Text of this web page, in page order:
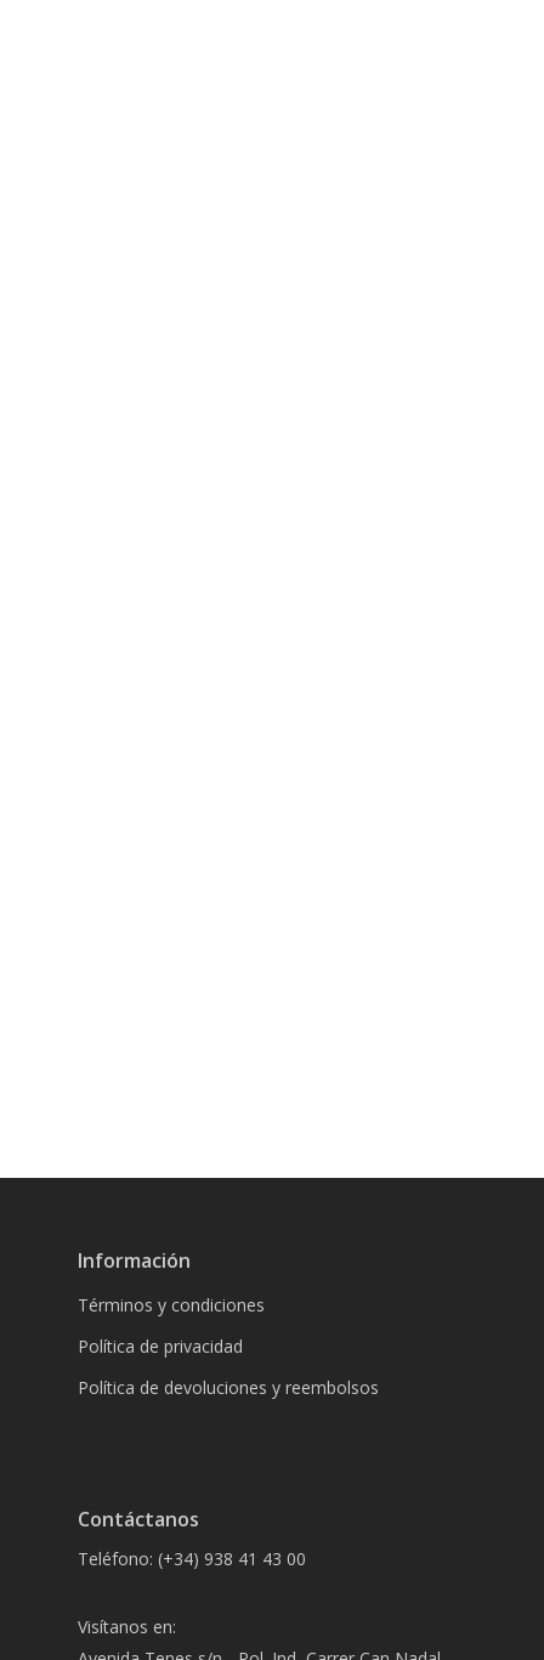
Información
Términos y condiciones
Política de privacidad
Política de devoluciones y reembolsos
Contáctanos
Teléfono: (+34) 938 41 43 00
Visítanos en: